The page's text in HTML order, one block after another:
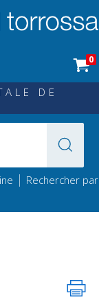
0
DE
| Rechercher par